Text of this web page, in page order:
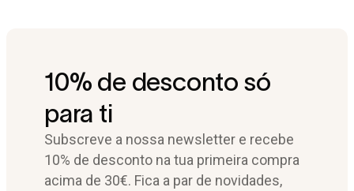
10% de desconto só
para ti
Subscreve a nossa newsletter e recebe
10% de desconto na tua primeira compra
acima de 30€. Fica a par de novidades,